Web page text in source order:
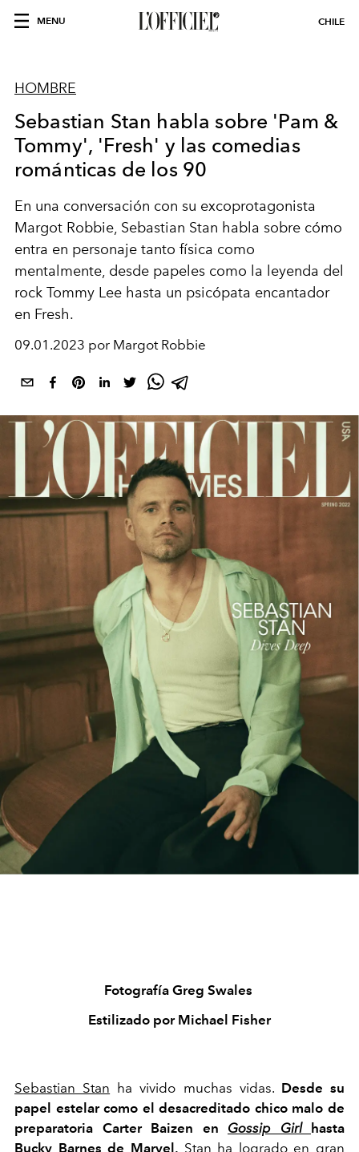
MENU CHILE
HOMBRE
Sebastian Stan habla sobre 'Pam &
Tommy', 'Fresh' y las comedias
románticas de los 90
En una conversación con su excoprotagonista
Margot Robbie, Sebastian Stan habla sobre cómo
entra en personaje tanto física como
mentalmente, desde papeles como la leyenda del
rock Tommy Lee hasta un psicópata encantador
en Fresh.
09.01.2023 por Margot Robbie
Fotografía Greg Swales
Estilizado por Michael Fisher
Sebastian Stan ha vivido muchas vidas. Desde su
papel estelar como el desacreditado chico malo de
preparatoria Carter Baizen en Gossip Girl hasta
Bucky Barnes de Marvel,Stan ha logrado en gran